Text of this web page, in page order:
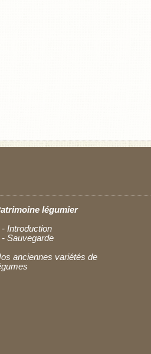
légumier
- Introduction
- Sauvegarde
anciennes variétés de